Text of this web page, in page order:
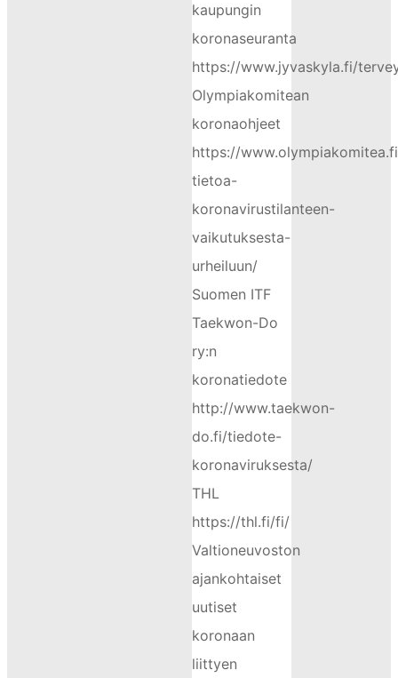
kaupungin
koronaseuranta
https://www.jyvaskyla.fi/
Olympiakomitean
koronaohjeet
https://
tietoa-
koronavirustilanteen-
vaikutuksesta-
urheiluun/
Suomen ITF
Taekwon-Do
ry:n
koronatiedote
http://www.taekwon-
do.fi/tiedote-
koronaviruksesta/
THL
https://thl.fi/fi/
Valtioneuvoston
ajankohtaiset
uutiset
koronaan
liittyen